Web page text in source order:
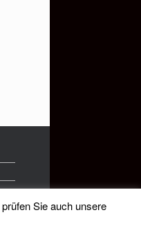
Sie auch unsere